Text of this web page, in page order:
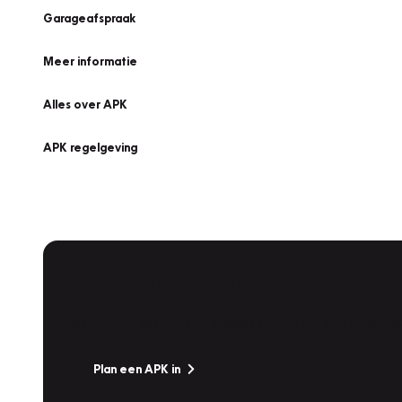
Garageafspraak
Meer informatie
Alles over APK
APK regelgeving
Plan een APK in